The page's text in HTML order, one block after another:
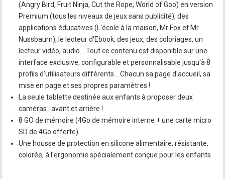
(Angry Bird, Fruit Ninja, Cut the Rope, World of Goo) en version
Premium (tous les niveaux de jeux sans publicité), des
applications éducatives (L'école à la maison, Mr Fox et Mr
Nussbaum), le lecteur d'Ebook, des jeux, des coloriages, un
lecteur vidéo, audio… Tout ce contenu est disponible sur une
interface exclusive, configurable et personnalisable jusqu'à 8
profils d'utilisateurs différents… Chacun sa page d'accueil, sa
mise en page et ses propres paramètres !
La seule tablette destinée aux enfants à proposer deux
caméras : avant et arrière !
8 GO de mémoire (4Go de mémoire interne + une carte micro
SD de 4Go offerte)
Une housse de protection en silicone alimentaire, résistante,
colorée, à l'ergonomie spécialement conçue pour les enfants